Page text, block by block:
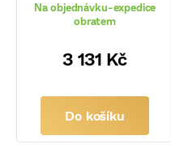
Na objednávku-expedice
obratem
3 131 Kč
Do košíku